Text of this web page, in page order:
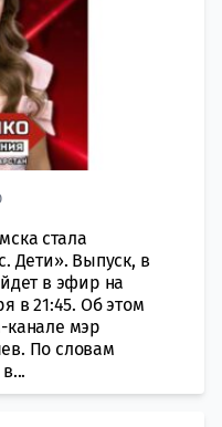
стала
Дети». Выпуск, в
в эфир на
в 21:45. Об этом
канале мэр
По словам